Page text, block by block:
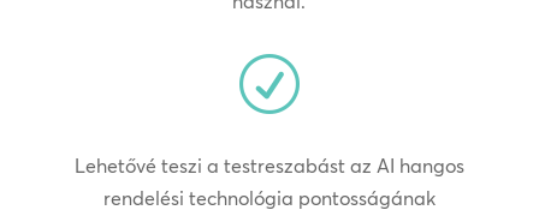
R
Lehetővé teszi a testreszabást az AI hangos
rendelési technológia pontosságának